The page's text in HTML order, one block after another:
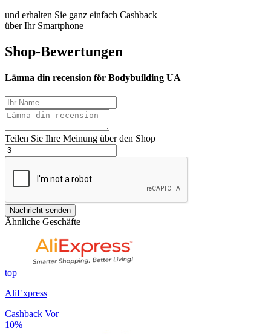
und erhalten Sie ganz einfach Cashback
über Ihr Smartphone
Shop-Bewertungen
Lämna din recension för Bodybuilding UA
Teilen Sie Ihre Meinung über den Shop
Nachricht senden
Ähnliche Geschäfte
top
AliExpress
Cashback Vor
10%